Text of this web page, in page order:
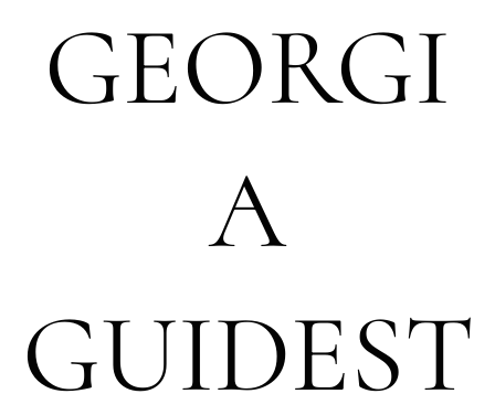
GEORGI
A
GUIDEST